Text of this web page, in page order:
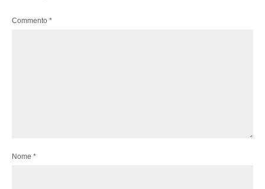
Commento *
Nome *